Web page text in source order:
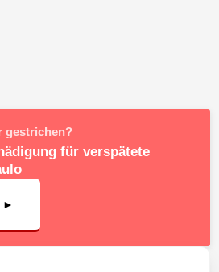
gestrichen?
für verspätete
►